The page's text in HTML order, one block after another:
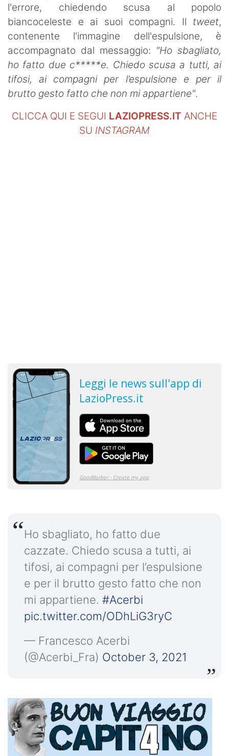
l'errore, chiedendo scusa al popolo
biancoceleste e ai suoi compagni. Il tweet,
contenente l'immagine dell'espulsione, è
accompagnato dal messaggio: "Ho sbagliato,
ho fatto due c*****e. Chiedo scusa a tutti, ai
tifosi, ai compagni per l’espulsione e per il
brutto gesto fatto che non mi appartiene".
CLICCA QUI E SEGUI LAZIOPRESS.IT ANCHE
SU INSTAGRAM
Ho sbagliato, ho fatto due
cazzate. Chiedo scusa a tutti, ai
tifosi, ai compagni per l’espulsione
e per il brutto gesto fatto che non
mi appartiene. #Acerbi
pic.twitter.com/ODhLiG3ryC
— Francesco Acerbi
(@Acerbi_Fra) October 3, 2021